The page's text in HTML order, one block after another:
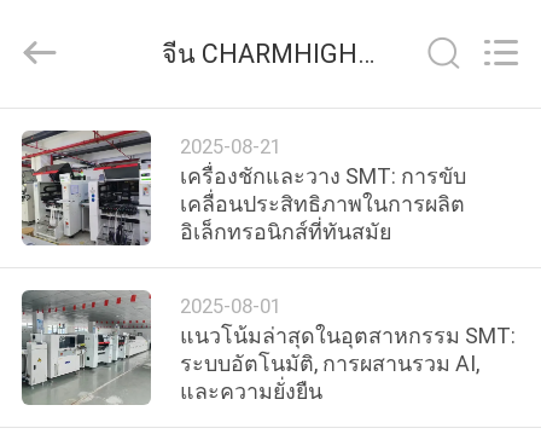
บ้าน
สินค้า
วิดีโอ
เกี่ยว
2026
CHARMHIGH
All
Rights
Reserved.
จีน CHARMHIGH TECHNOLOGY LIMITED ข่าวของ บริษัท
2025-08-21
เครื่องชักและวาง SMT: การขับ
เคลื่อนประสิทธิภาพในการผลิต
อิเล็กทรอนิกส์ที่ทันสมัย
2025-08-01
แนวโน้มล่าสุดในอุตสาหกรรม SMT:
ระบบอัตโนมัติ, การผสานรวม AI,
และความยั่งยืน